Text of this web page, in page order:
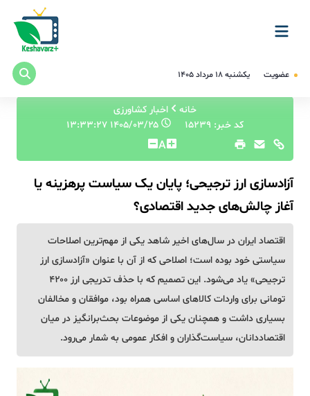
عضویت یکشنبه ۱۸ مرداد ۱۴۰۵
خانه
اخبار کشاورزی
کد خبر: 15239
۱۴۰۵/۰۳/۲۵ ۱۳:۳۳:۲۷
A
آزادسازی ارز ترجیحی؛ پایان یک سیاست پرهزینه یا
آغاز چالش‌های جدید اقتصادی؟
اقتصاد ایران در سال‌های اخیر شاهد یکی از مهم‌ترین اصلاحات
سیاستی خود بوده است؛ اصلاحی که از آن با عنوان «آزادسازی ارز
ترجیحی» یاد می‌شود. این تصمیم که با حذف تدریجی ارز ۴۲۰۰
تومانی برای واردات کالاهای اساسی همراه بود، موافقان و مخالفان
بسیاری داشت و همچنان یکی از موضوعات بحث‌برانگیز در میان
اقتصاددانان، سیاست‌گذاران و افکار عمومی به شمار می‌رود.